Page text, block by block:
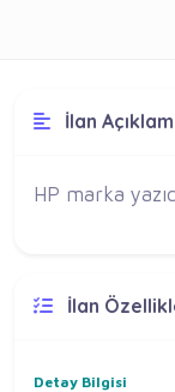
İlan
HP marka
İlan
Detay Bilgisi